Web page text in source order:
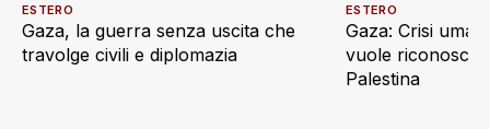
Gaza, la guerra senza uscita che
travolge civili e diplomazia
ESTERO
Gaza: Crisi
vuole
Palestina
ESTERO